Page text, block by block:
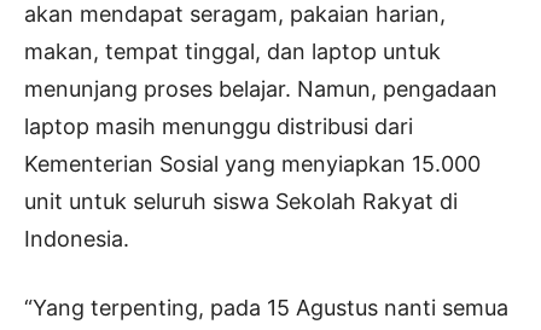
akan mendapat seragam, pakaian harian,
makan, tempat tinggal, dan laptop untuk
menunjang proses belajar. Namun, pengadaan
laptop masih menunggu distribusi dari
Kementerian Sosial yang menyiapkan 15.000
unit untuk seluruh siswa Sekolah Rakyat di
Indonesia.
“Yang terpenting, pada 15 Agustus nanti semua